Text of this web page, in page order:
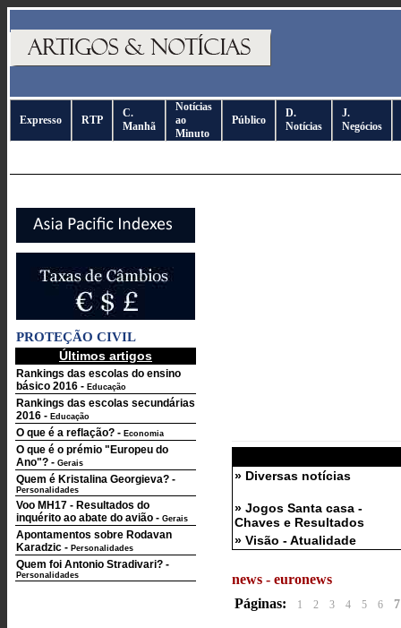
Expresso RTP
C.
Manhã
Notícias
ao
Minuto
Público
D.
Notícias
J.
Negócios
PROTEÇÃO CIVIL
Últimos artigos
Rankings das escolas do ensino
básico 2016 - Educação
Rankings das escolas secundárias
2016 - Educação
O que é a reflação? - Economia
O que é o prémio "Europeu do
Ano"? - Gerais
Quem é Kristalina Georgieva? -
Personalidades
Voo MH17 - Resultados do
inquérito ao abate do avião - Gerais
Apontamentos sobre Rodavan
Karadzic - Personalidades
Quem foi Antonio Stradivari? -
Personalidades
» Diversas notícias
» Jogos Santa casa -
Chaves e Resultados
» Visão - Atualidade
news - euronews
Páginas:
1 2 3 4 5 6 7